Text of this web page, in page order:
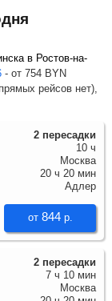
- от 754 BYN
рейсов нет),
от 844 р.
2 пересадки
10 ч
Москва
20 ч 20 мин
Адлер
2 пересадки
7 ч 10 мин
Москва